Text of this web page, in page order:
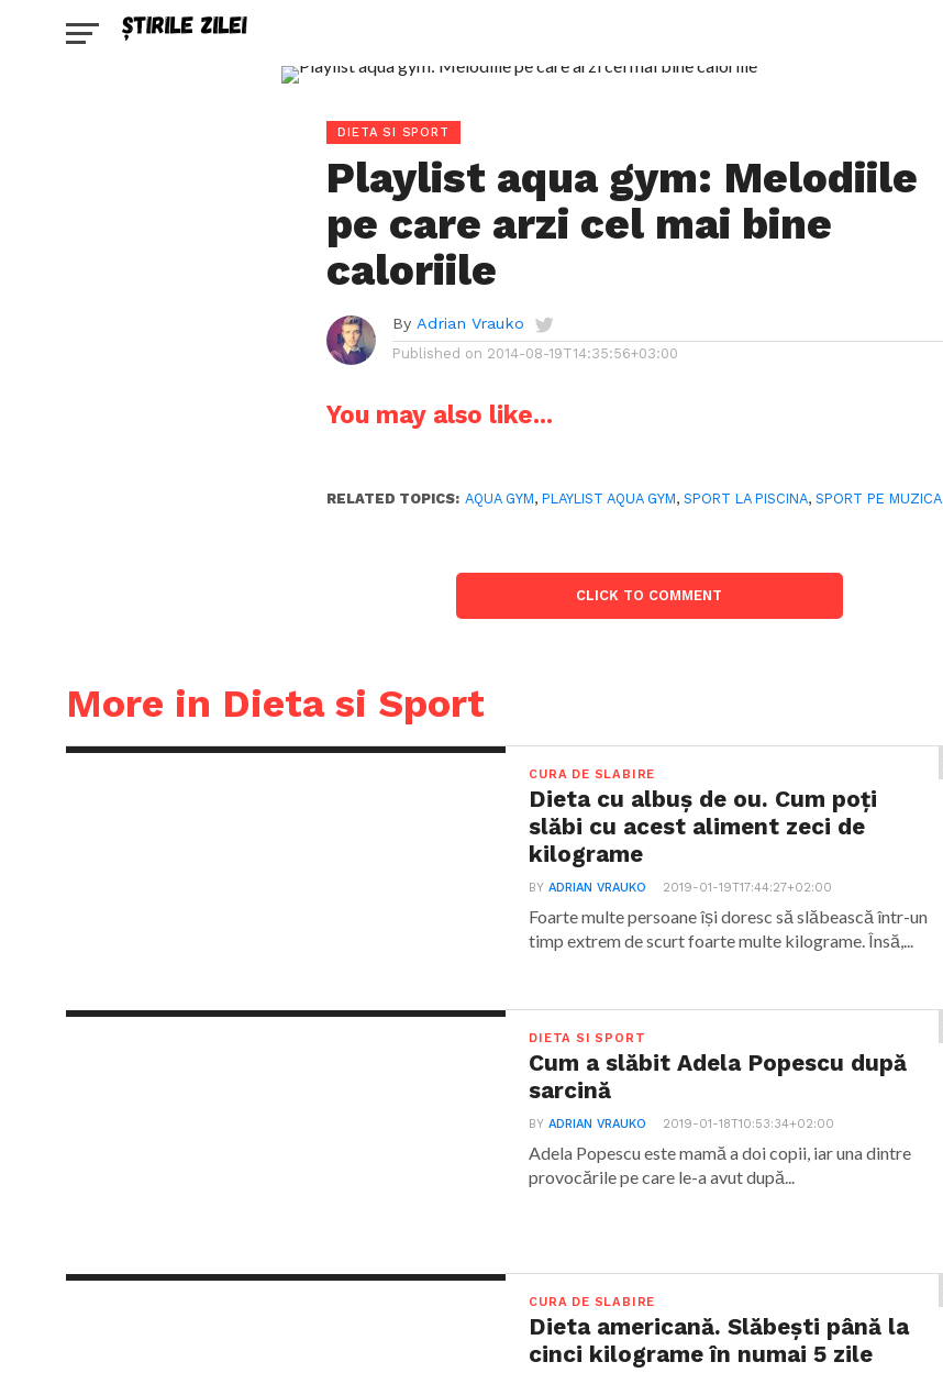
DIETA SI SPORT
Playlist aqua gym: Melodiile
pe care arzi cel mai bine
caloriile
By Adrian Vrauko
Published on 2014-08-19T14:35:56+03:00
You may also like...
RELATED TOPICS: AQUA GYM,PLAYLIST AQUA GYM,SPORT LA PISCINA,SPORT PE MUZICA
CLICK TO COMMENT
More in Dieta si Sport
CURA DE SLABIRE
Dieta cu albuș de ou. Cum poți
slăbi cu acest aliment zeci de
kilograme
BYADRIAN VRAUKO 2019-01-19T17:44:27+02:00
Foarte multe persoane își doresc să slăbească într-un
timp extrem de scurt foarte multe kilograme. Însă,...
DIETA SI SPORT
Cum a slăbit Adela Popescu după
sarcină
BYADRIAN VRAUKO 2019-01-18T10:53:34+02:00
Adela Popescu este mamă a doi copii, iar una dintre
provocările pe care le-a avut după...
CURA DE SLABIRE
Dieta americană. Slăbești până la
cinci kilograme în numai 5 zile